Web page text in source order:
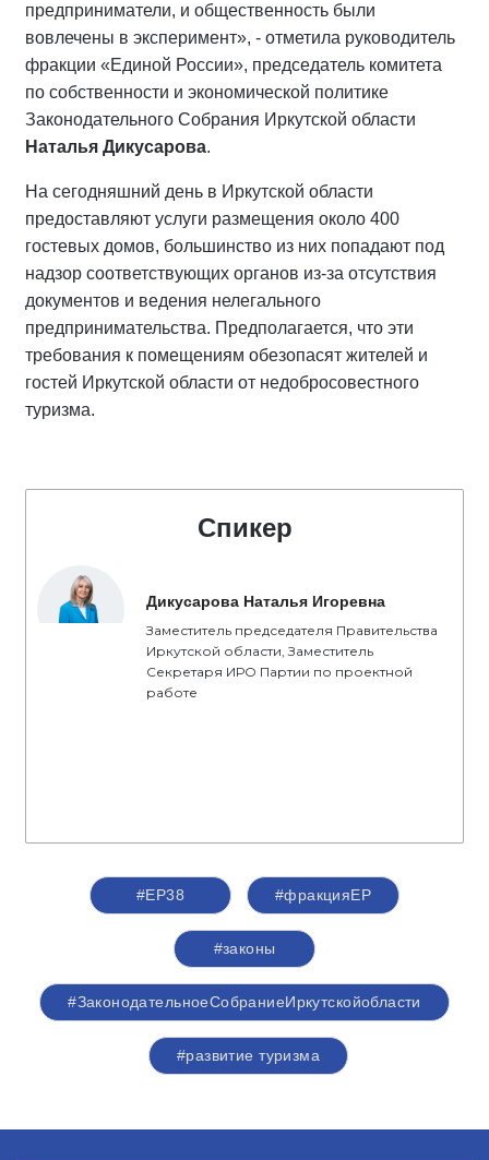
предприниматели, и общественность были
вовлечены в эксперимент», - отметила руководитель
фракции «Единой России», председатель комитета
по собственности и экономической политике
Законодательного Собрания Иркутской области
Наталья Дикусарова.
На сегодняшний день в Иркутской области
предоставляют услуги размещения около 400
гостевых домов, большинство из них попадают под
надзор соответствующих органов из-за отсутствия
документов и ведения нелегального
предпринимательства. Предполагается, что эти
требования к помещениям обезопасят жителей и
гостей Иркутской области от недобросовестного
туризма.
Спикер
Дикусарова Наталья Игоревна
Заместитель председателя Правительства
Иркутской области, Заместитель
Секретаря ИРО Партии по проектной
работе
#ЕР38 #фракцияЕР
#законы
#ЗаконодательноеСобраниеИркутскойобласти
#развитие туризма